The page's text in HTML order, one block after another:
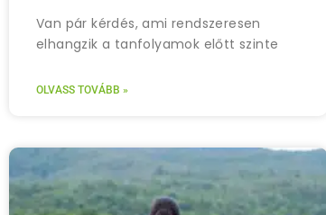
Van pár kérdés, ami rendszeresen
elhangzik a tanfolyamok előtt szinte
OLVASS TOVÁBB »